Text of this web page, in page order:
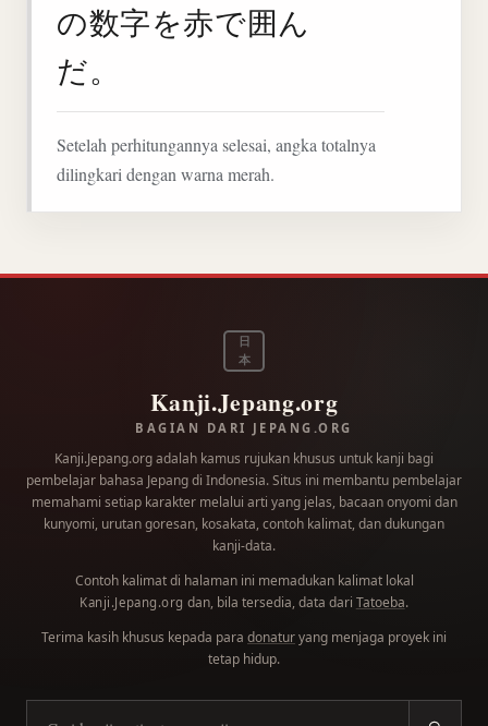
の数字を赤で囲ん
だ。
Setelah perhitungannya selesai, angka totalnya
dilingkari dengan warna merah.
日
本
Kanji.Jepang.org
BAGIAN DARI JEPANG.ORG
Kanji.Jepang.org adalah kamus rujukan khusus untuk kanji bagi
pembelajar bahasa Jepang di Indonesia. Situs ini membantu pembelajar
memahami setiap karakter melalui arti yang jelas, bacaan onyomi dan
kunyomi, urutan goresan, kosakata, contoh kalimat, dan dukungan
kanji-data.
Contoh kalimat di halaman ini memadukan kalimat lokal
Kanji.Jepang.org dan, bila tersedia, data dari Tatoeba.
Terima kasih khusus kepada para donaturyang menjaga proyek ini
tetap hidup.